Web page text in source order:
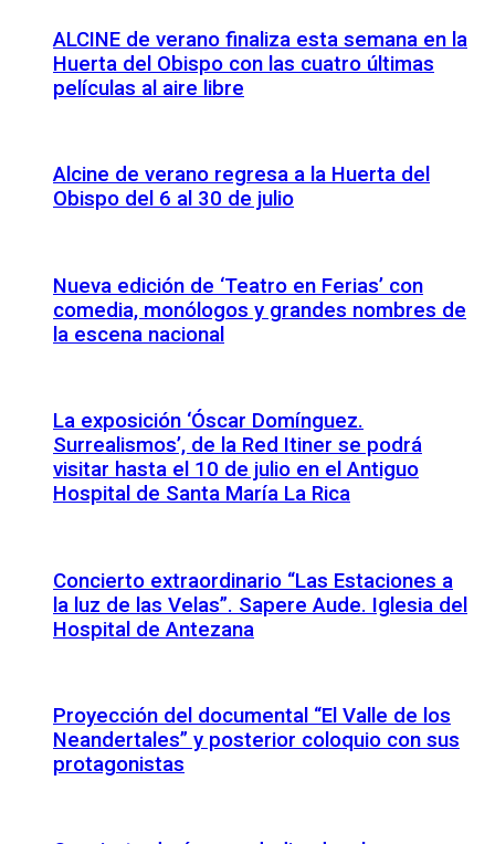
ALCINE de verano finaliza esta semana en la
Huerta del Obispo con las cuatro últimas
películas al aire libre
Alcine de verano regresa a la Huerta del
Obispo del 6 al 30 de julio
Nueva edición de ‘Teatro en Ferias’ con
comedia, monólogos y grandes nombres de
la escena nacional
La exposición ‘Óscar Domínguez.
Surrealismos’, de la Red Itiner se podrá
visitar hasta el 10 de julio en el Antiguo
Hospital de Santa María La Rica
Concierto extraordinario “Las Estaciones a
la luz de las Velas”. Sapere Aude. Iglesia del
Hospital de Antezana
Proyección del documental “El Valle de los
Neandertales” y posterior coloquio con sus
protagonistas